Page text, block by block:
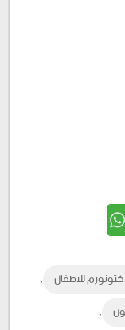
للاطفال ,
,